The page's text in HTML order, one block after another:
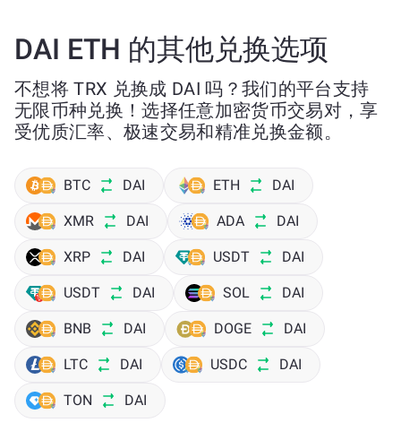
DAI ETH 的其他兑换选项
不想将 TRX 兑换成 DAI 吗？我们的平台支持
无限币种兑换！选择任意加密货币交易对，享
受优质汇率、极速交易和精准兑换金额。
BTC DAI ETH DAI
XMR DAI ADA DAI
XRP DAI USDT DAI
USDT DAI SOL DAI
BNB DAI DOGE DAI
LTC DAI USDC DAI
TON DAI